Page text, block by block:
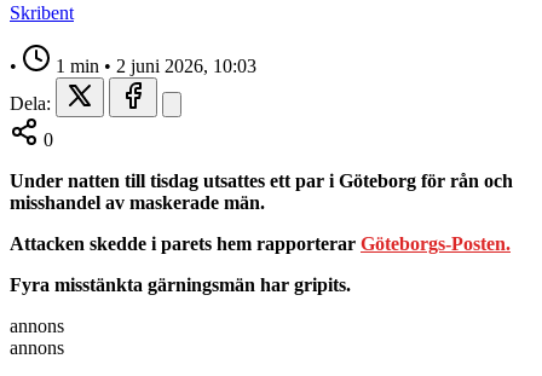
Skribent
• 1 min • 2 juni 2026, 10:03
Dela:
0
Under natten till tisdag utsattes ett par i Göteborg för rån och
misshandel av maskerade män.
Attacken skedde i parets hem rapporterar Göteborgs-Posten.
Fyra misstänkta gärningsmän har gripits.
annons
annons